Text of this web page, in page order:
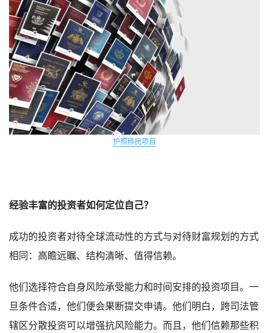
护照移民项目
经验丰富的投资者如何定位自己？
成功的投资者对待全球流动性的方式与对待财富规划的方式
相同：高瞻远瞩、结构清晰、值得信赖。
他们选择符合自身风险承受能力和时间安排的投资项目。一
旦条件合适，他们便会果断提交申请。他们明白，跨司法管
辖区分散投资可以增强抗风险能力。而且，他们信赖那些积